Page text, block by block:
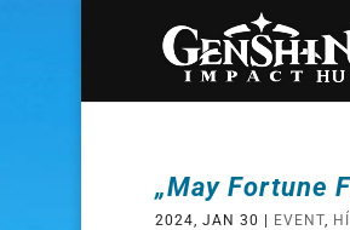
„May Fortune
2024, JAN 30 EVENT,